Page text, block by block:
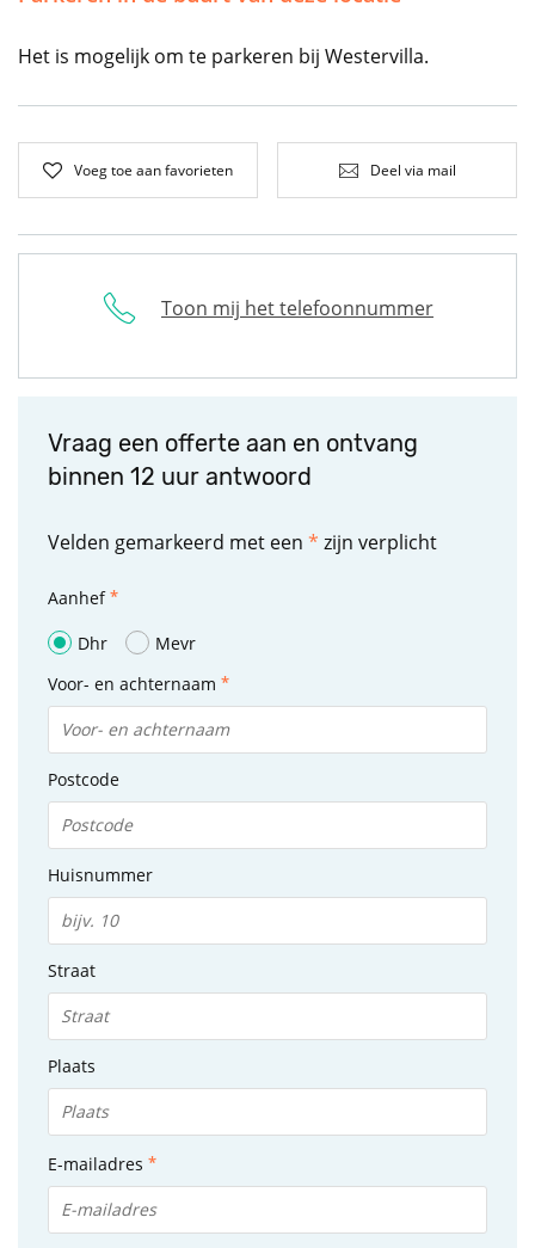
Het is mogelijk om te parkeren bij Westervilla.
Voeg toe aan favorieten Deel via mail
Toon mij het telefoonnummer
Vraag een offerte aan en ontvang
binnen 12 uur antwoord
Velden gemarkeerd met een * zijn verplicht
Aanhef
Dhr
Mevr
Voor- en achternaam
Postcode
Huisnummer
Straat
Plaats
E-mailadres